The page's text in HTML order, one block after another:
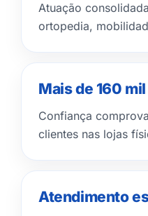
Atuação
ortopedia,
Mais de 160
Confiança
clientes nas lojas
Atendimento